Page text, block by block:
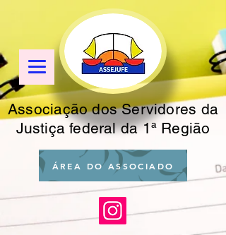
Associação dos Servidores da
Justiça federal da 1ª Região
ÁREA DO ASSOCIADO